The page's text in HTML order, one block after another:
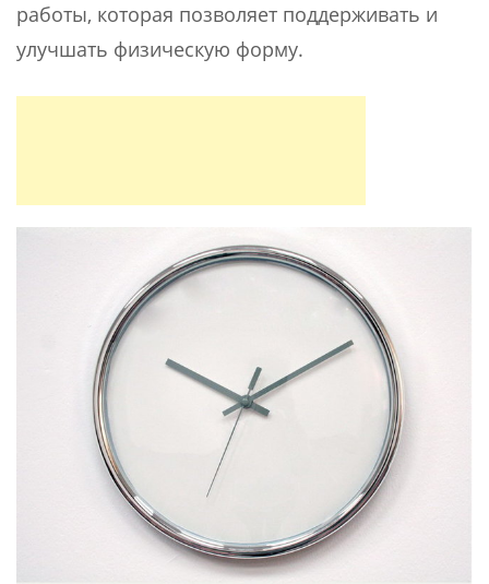
работы, которая позволяет поддерживать и
улучшать физическую форму.